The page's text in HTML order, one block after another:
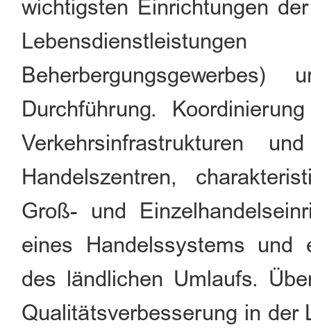
wichtigsten Einrichtungen
Durchführung.
Verkehrsinfrastrukturen
Handelszentren,
Groß- und
eines Handelssystems und
des ländlichen Umlaufs.
Qualitätsverbesserung in der